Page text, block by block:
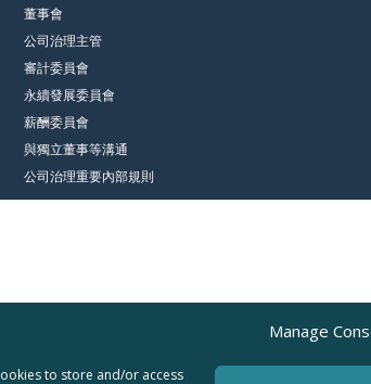
Manage
to store and/or access
董事會
公司治理主管
審計委員會
永續發展委員會
薪酬委員會
與獨立董事等溝通
公司治理重要內部規則